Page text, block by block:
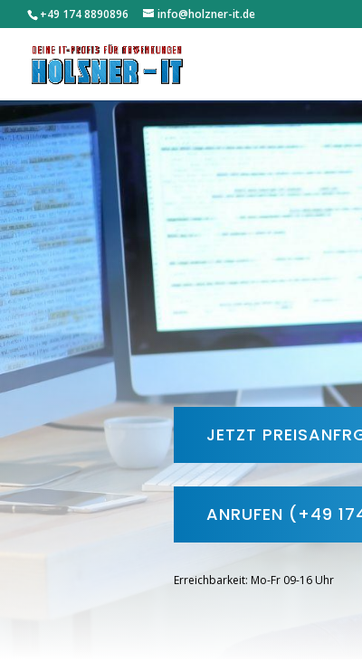
‭+49 174 8890896‬ info@holzner-it.de
JETZT
ANRUFEN (+49
Erreichbarkeit: Mo-Fr 09-16 Uhr